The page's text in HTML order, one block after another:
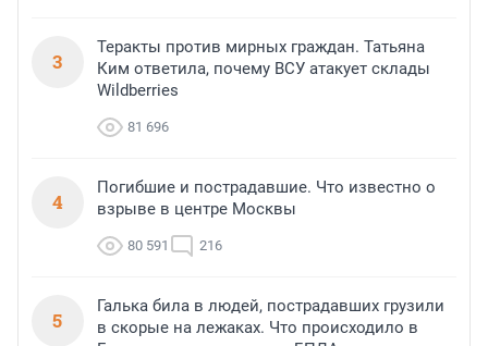
3
Теракты против мирных граждан. Татьяна
Ким ответила, почему ВСУ атакует склады
Wildberries
81 696
4
Погибшие и пострадавшие. Что известно о
взрыве в центре Москвы
80 591 216
5
Галька била в людей, пострадавших грузили
в скорые на лежаках. Что происходило в